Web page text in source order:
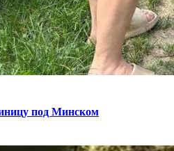
под Минском